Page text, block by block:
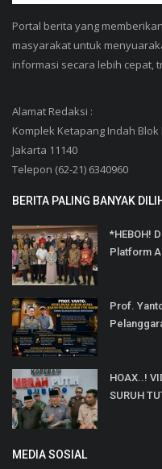
Portal berita yang
masyarakat untuk
informasi secara lebih cepat,
Alamat Redaksi :
Komplek Ketapang Indah Blok
Jakarta 11140
Telepon (62-21) 6340960
BERITA PALING BANYAK
*HEBOH!
Platform
Prof.
HOAX..!
SURUH
MEDIA SOSIAL